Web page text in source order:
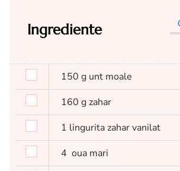
Ingrediente
150 g unt moale
160 gzahar
1 linguritazahar vanilat
4 oua mari